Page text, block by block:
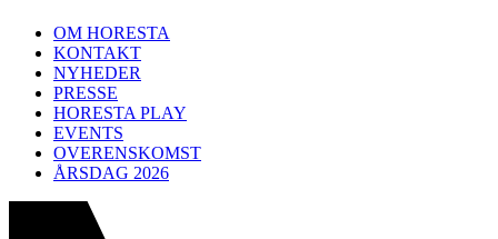
OM HORESTA
KONTAKT
NYHEDER
PRESSE
HORESTA PLAY
EVENTS
OVERENSKOMST
ÅRSDAG 2026